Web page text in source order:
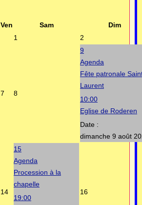
Ven Sam
Dim
1
2
7 8
9
Agenda
Fête patronale
Laurent
10:00
Eglise de Roderen
Date :
dimanche 9 août
14
15
Agenda
Procession à la
chapelle
19:00
16